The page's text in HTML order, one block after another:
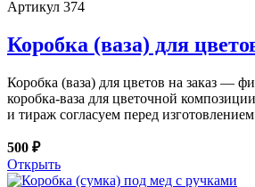
Артикул 374
Коробка (ваза) для
Коробка (ваза) для цветов на заказ —
коробка-ваза для цветочной
и тираж согласуем перед
500 ₽
Открыть